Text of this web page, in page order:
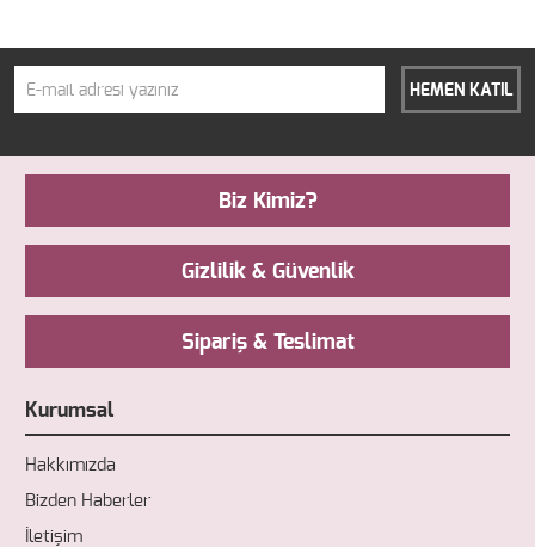
HEMEN KATIL
Biz Kimiz?
Gizlilik & Güvenlik
Sipariş & Teslimat
Kurumsal
Hakkımızda
Bizden Haberler
İletişim